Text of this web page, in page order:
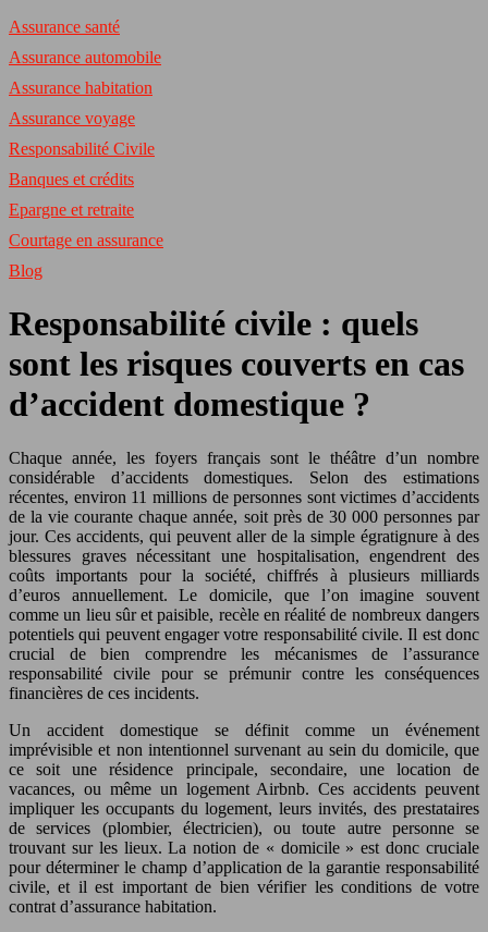
Assurance santé
Assurance automobile
Assurance habitation
Assurance voyage
Responsabilité Civile
Banques et crédits
Epargne et retraite
Courtage en assurance
Blog
Responsabilité civile : quels
sont les risques couverts en cas
d’accident domestique ?
Chaque année, les foyers français sont le théâtre d’un nombre
considérable d’accidents domestiques. Selon des estimations
récentes, environ 11 millions de personnes sont victimes d’accidents
de la vie courante chaque année, soit près de 30 000 personnes par
jour. Ces accidents, qui peuvent aller de la simple égratignure à des
blessures graves nécessitant une hospitalisation, engendrent des
coûts importants pour la société, chiffrés à plusieurs milliards
d’euros annuellement. Le domicile, que l’on imagine souvent
comme un lieu sûr et paisible, recèle en réalité de nombreux dangers
potentiels qui peuvent engager votre responsabilité civile. Il est donc
crucial de bien comprendre les mécanismes de l’assurance
responsabilité civile pour se prémunir contre les conséquences
financières de ces incidents.
Un accident domestique se définit comme un événement
imprévisible et non intentionnel survenant au sein du domicile, que
ce soit une résidence principale, secondaire, une location de
vacances, ou même un logement Airbnb. Ces accidents peuvent
impliquer les occupants du logement, leurs invités, des prestataires
de services (plombier, électricien), ou toute autre personne se
trouvant sur les lieux. La notion de « domicile » est donc cruciale
pour déterminer le champ d’application de la garantie responsabilité
civile, et il est important de bien vérifier les conditions de votre
contrat d’assurance habitation.